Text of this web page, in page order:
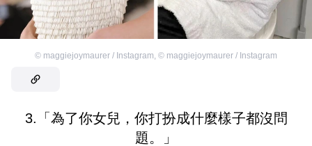
© maggiejoymaurer / Instagram © maggiejoymaurer / Instagram
3.「為了你女兒，你打扮成什麼樣子都沒問
題。」